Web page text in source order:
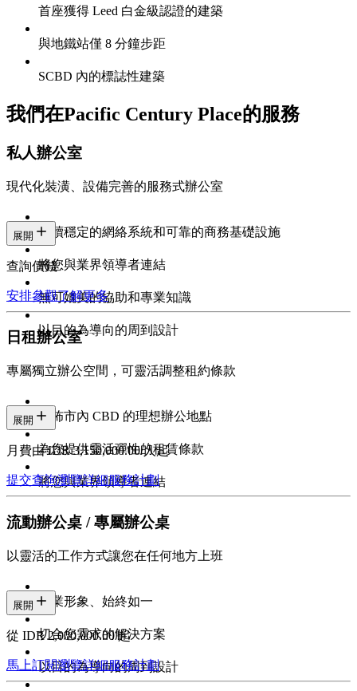
首座獲得 Leed 白金級認證的建築
與地鐵站僅 8 分鐘步距
SCBD 內的標誌性建築
我們在Pacific Century Place的服務
私人辦公室
現代化裝潢、設備完善的服務式辦公室
持續穩定的網絡系統和可靠的商務基礎設施
將您與業界領導者連結
無可媲美的協助和專業知識
以目的為導向的周到設計
展開
查詢價錢
安排參觀了解更多
日租辦公室
專屬獨立辦公空間，可靈活調整租約條款
遍佈市內 CBD 的理想辦公地點
為您提供靈活彈性的租賃條款
將您與業界領導者連結
展開
月費由 IDR 3,150,000.00/人起
提交查詢瀏覽詳細服務計劃
流動辦公桌 / 專屬辦公桌
以靈活的工作方式讓您在任何地方上班
專業形象、始終如一
切合您需求的解決方案
以目的為導向的周到設計
展開
從 IDR 2,000,000.00 起
馬上訂閱瀏覽詳細服務計劃